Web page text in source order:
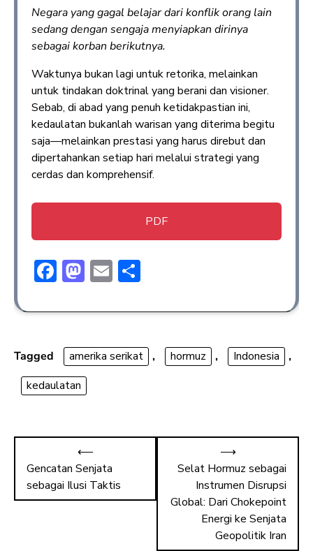
Negara yang gagal belajar dari konflik orang lain
sedang dengan sengaja menyiapkan dirinya
sebagai korban berikutnya.
Waktunya bukan lagi untuk retorika, melainkan
untuk tindakan doktrinal yang berani dan visioner.
Sebab, di abad yang penuh ketidakpastian ini,
kedaulatan bukanlah warisan yang diterima begitu
saja—melainkan prestasi yang harus direbut dan
dipertahankan setiap hari melalui strategi yang
cerdas dan komprehensif.
PDF
F
e
o
ok
M
st
d
o
n
E
ai ar
Tagged amerika serikat , hormuz , Indonesia
,
kedaulatan
⟵
Gencatan Senjata
sebagai Ilusi Taktis
Selat Hormuz sebagai
Instrumen Disrupsi
Global: Dari Chokepoint
Energi ke Senjata
Geopolitik Iran
⟶